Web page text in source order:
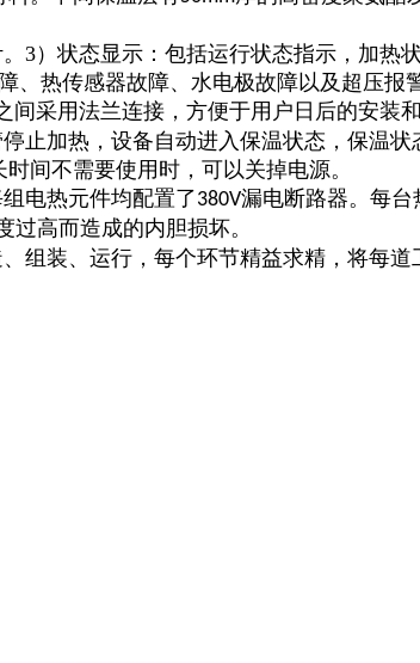
3）状态显示：包括运行状态指示，加热
热传感器故障、水电极故障以及超压报警
采用法兰连接，方便于用户日后的安装和
止加热，设备自动进入保温状态，保温状
间不需要使用时，可以关掉电源。
电热元件均配置了380V漏电断路器。每台
高而造成的内胆损坏。
组装、运行，每个环节精益求精，将每道